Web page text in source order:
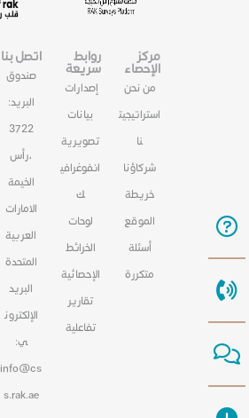
مركز
الإحصاء
من نحن
استراتيجيت
نا
شركاؤنا
خريطة
الموقع
أسئلة
متكررة
روابط
سريعة
إصدارات
بيانات
تصويرية
انفوغرافي
ك
لوحات
الخرائط
الإحصائية
تقارير
تفاعلية
اتصل بنا
صندوق
البريد:
3722
،رأس
الخيمة
الامارات
العربية
المتحدة
البريد
الإلكترون
ي:
info@cs
s.rak.ae